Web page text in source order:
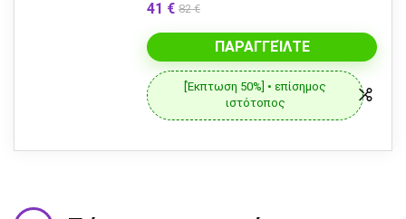
41 € 82 €
ΠΑΡΑΓΓΕΊΛΤΕ
[Έκπτωση 50%] • επίσημος
ιστότοπος